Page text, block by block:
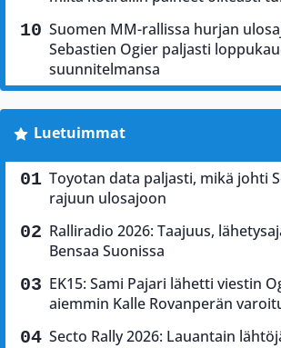
Suomen MM-rallissa hurjan
Sebastien Ogier paljasti
suunnitelmansa
Luetuimmat
Toyotan data paljasti, mikä johti
rajuun ulosajoon
Ralliradio 2026: Taajuus,
Bensaa Suonissa
EK15: Sami Pajari lähetti viestin
aiemmin Kalle Rovanperän
Secto Rally 2026: Lauantain